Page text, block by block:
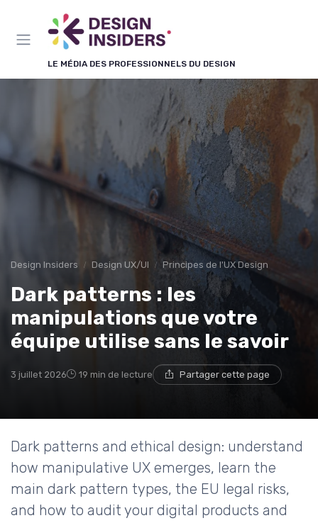
LE MÉDIA DES PROFESSIONNELS DU DESIGN
Design Insiders Design UX/UI Principes de l'UX Design
Dark patterns : les
manipulations que votre
équipe utilise sans le savoir
3 juillet 2026 19 min de lecture Partager cette page
Dark patterns and ethical design: understand
how manipulative UX emerges, learn the
main dark pattern types, the EU legal risks,
and how to audit your digital products and